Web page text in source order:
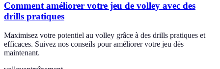
Comment améliorer votre jeu de volley avec des
drills pratiques
Maximisez votre potentiel au volley grâce à des drills pratiques et
efficaces. Suivez nos conseils pour améliorer votre jeu dès
maintenant.